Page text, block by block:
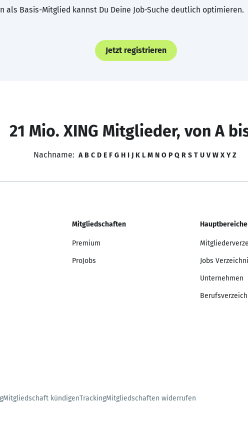
als Basis-Mitglied kannst Du Deine Job-Suche deutlich optimieren.
Jetzt registrieren
21 Mio. XING Mitglieder, von A
Nachname: A B C D E F G H I J K L M N O P Q R S T U V W X Y Z
Mitgliedschaften
Premium
ProJobs
Hauptbereiche
Jobs
Unternehmen
Mitgliedschaft kündigenTrackingMitgliedschaften widerrufen